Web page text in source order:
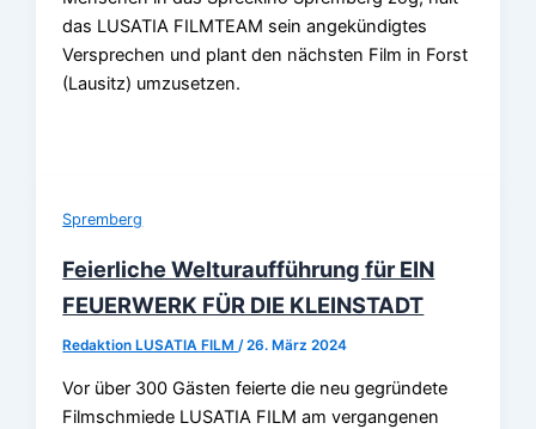
das LUSATIA FILMTEAM sein angekündigtes
Versprechen und plant den nächsten Film in Forst
(Lausitz) umzusetzen.
Spremberg
Feierliche Welturaufführung für EIN
FEUERWERK FÜR DIE KLEINSTADT
Redaktion LUSATIA FILM/26. März 2024
Vor über 300 Gästen feierte die neu gegründete
Filmschmiede LUSATIA FILM am vergangenen